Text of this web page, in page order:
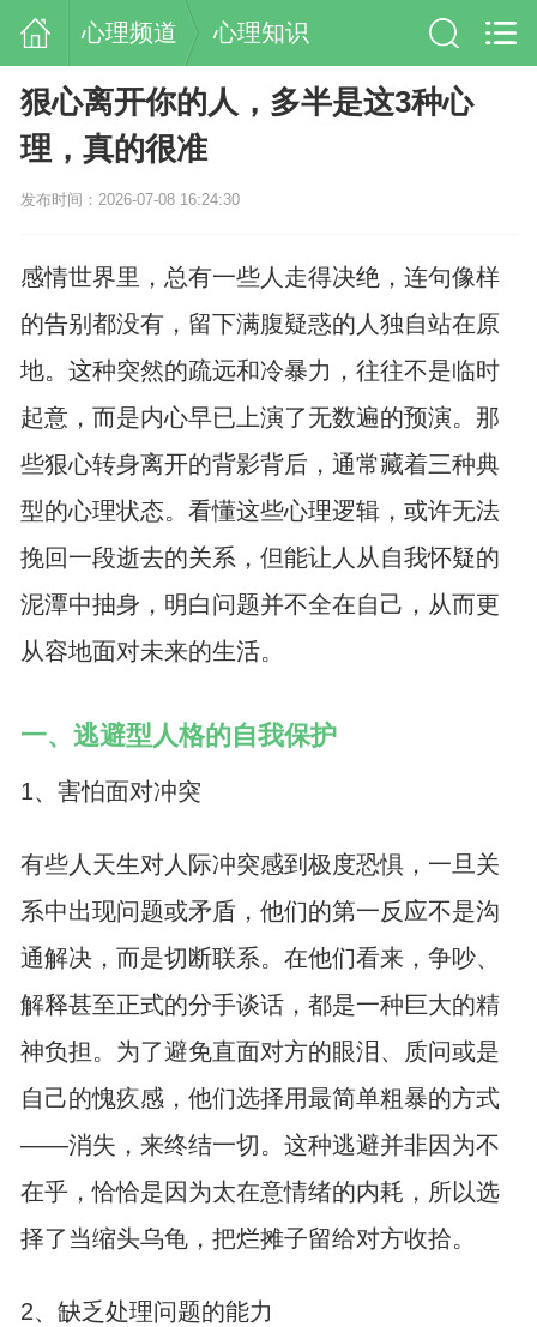
心理频道 心理知识
狠心离开你的人，多半是这3种心
理，真的很准
发布时间：2026-07-08 16:24:30
感情世界里，总有一些人走得决绝，连句像样
的告别都没有，留下满腹疑惑的人独自站在原
地。这种突然的疏远和冷暴力，往往不是临时
起意，而是内心早已上演了无数遍的预演。那
些狠心转身离开的背影背后，通常藏着三种典
型的心理状态。看懂这些心理逻辑，或许无法
挽回一段逝去的关系，但能让人从自我怀疑的
泥潭中抽身，明白问题并不全在自己，从而更
从容地面对未来的生活。
一、逃避型人格的自我保护
1、害怕面对冲突
有些人天生对人际冲突感到极度恐惧，一旦关
系中出现问题或矛盾，他们的第一反应不是沟
通解决，而是切断联系。在他们看来，争吵、
解释甚至正式的分手谈话，都是一种巨大的精
神负担。为了避免直面对方的眼泪、质问或是
自己的愧疚感，他们选择用最简单粗暴的方式
——消失，来终结一切。这种逃避并非因为不
在乎，恰恰是因为太在意情绪的内耗，所以选
择了当缩头乌龟，把烂摊子留给对方收拾。
2、缺乏处理问题的能力